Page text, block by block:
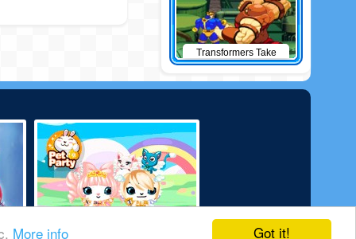
Got it!
More info
Transformers Take
Down